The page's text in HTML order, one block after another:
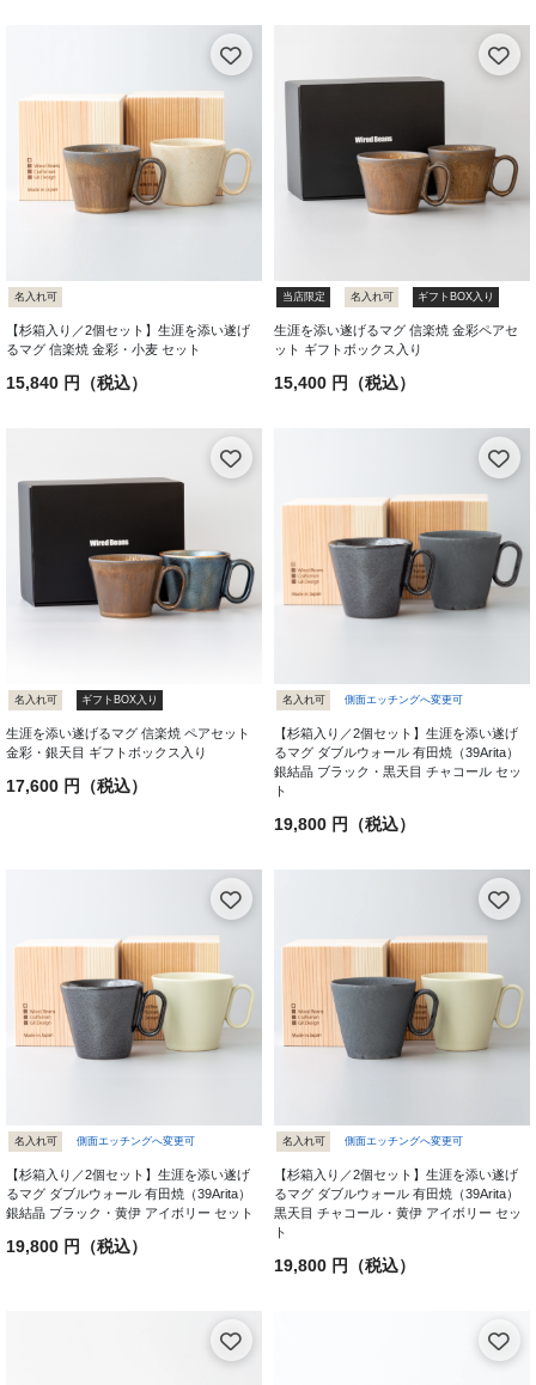
名入れ可
【杉箱入り／2個セット】生涯を添い遂げ
るマグ 信楽焼 金彩・小麦 セット
15,840 円（税込）
当店限定 名入れ可 ギフトBOX入り
生涯を添い遂げるマグ 信楽焼 金彩ペアセ
ット ギフトボックス入り
15,400 円（税込）
名入れ可 ギフトBOX入り
生涯を添い遂げるマグ 信楽焼 ペアセット
金彩・銀天目 ギフトボックス入り
17,600 円（税込）
名入れ可 側面エッチングへ変更可
【杉箱入り／2個セット】生涯を添い遂げ
るマグ ダブルウォール 有田焼（39Arita）
銀結晶 ブラック・黒天目 チャコール セッ
ト
19,800 円（税込）
名入れ可 側面エッチングへ変更可
【杉箱入り／2個セット】生涯を添い遂げ
るマグ ダブルウォール 有田焼（39Arita）
銀結晶 ブラック・黄伊 アイボリー セット
19,800 円（税込）
名入れ可 側面エッチングへ変更可
【杉箱入り／2個セット】生涯を添い遂げ
るマグ ダブルウォール 有田焼（39Arita）
黒天目 チャコール・黄伊 アイボリー セッ
ト
19,800 円（税込）